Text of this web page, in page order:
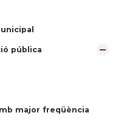
pública
major freqüència